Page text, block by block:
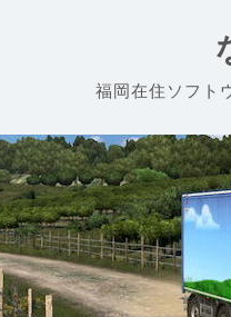
福岡在住ソフト